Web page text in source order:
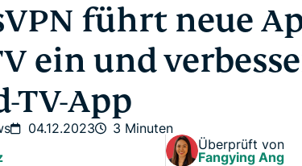
führt neue
ein und
TV-App
04.12.2023
3 Minuten
Überprüft von
Fangying Ang